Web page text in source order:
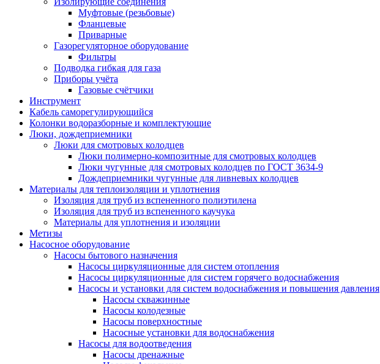
Муфтовые (резьбовые)
Фланцевые
Приварные
Газорегуляторное оборудование
Фильтры
Подводка гибкая для газа
Приборы учёта
Газовые счётчики
Инструмент
Кабель саморегулирующийся
Колонки водоразборные и комплектующие
Люки, дождеприемники
Люки для смотровых колодцев
Люки полимерно-композитные для смотровых колодцев
Люки чугунные для смотровых колодцев по ГОСТ 3634-9
Дождеприемники чугунные для ливневых колодцев
Материалы для теплоизоляции и уплотнения
Изоляция для труб из вспененного полиэтилена
Изоляция для труб из вспененного каучука
Материалы для уплотнения и изоляции
Метизы
Насосное оборудование
Насосы бытового назначения
Насосы циркуляционные для систем отопления
Насосы циркуляционные для систем горячего водоснабжения
Насосы и установки для систем водоснабжения и повышения давления
Насосы скважинные
Насосы колодезные
Насосы поверхностные
Насосные установки для водоснабжения
Насосы для водоотведения
Насосы дренажные